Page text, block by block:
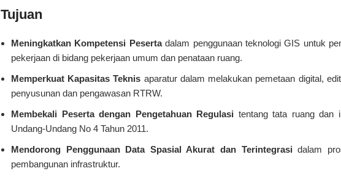
Tujuan
Meningkatkan Kompetensi Peserta dalam penggunaan teknologi GIS untuk
pekerjaan di bidang pekerjaan umum dan penataan ruang.
Memperkuat Kapasitas Teknis aparatur dalam melakukan pemetaan digital,
penyusunan dan pengawasan RTRW.
Membekali Peserta dengan Pengetahuan Regulasi tentang tata ruang dan
Undang-Undang No 4 Tahun 2011.
Mendorong Penggunaan Data Spasial Akurat dan Terintegrasi dalam
pembangunan infrastruktur.